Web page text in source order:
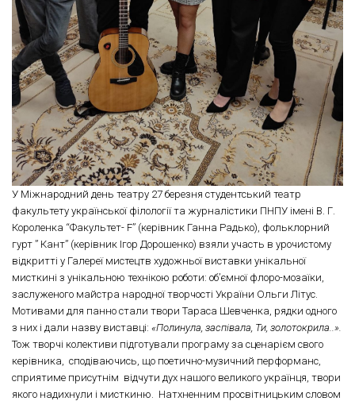
У Міжнародний день театру 27 березня студентський театр
факультету української філології та журналістики ПНПУ імені В. Г.
Короленка “Факультет- F” (керівник Ганна Радько), фольклорний
гурт ” Кант” (керівник Ігор Дорошенко) взяли участь в урочистому
відкритті у Галереї мистецтв художньої виставки унікальної
мисткині з унікальною технікою роботи: об’ємної флоро-мозаїки,
заслуженого майстра народної творчості України Ольги Літус.
Мотивами для панно стали твори Тараса Шевченка, рядки одного
з них і дали назву виставці: «Полинула, заспівала, Ти, золотокрила..».
Тож творчі колективи підготували програму за сценарієм свого
керівника, сподіваючись, що поетично-музичний перформанс,
сприятиме присутнім відчути дух нашого великого українця, твори
якого надихнули і мисткиню. Натхненним просвітницьким словом